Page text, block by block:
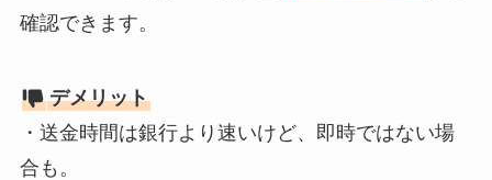
確認できます。
デメリット
・送金時間は銀行より速いけど、即時ではない場
合も。